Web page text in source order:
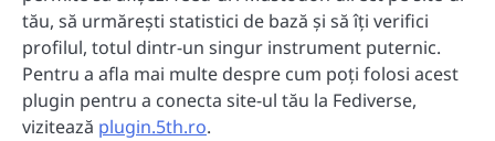
tău, să urmărești statistici de bază și să îți verifici
profilul, totul dintr-un singur instrument puternic.
Pentru a afla mai multe despre cum poți folosi acest
plugin pentru a conecta site-ul tău la Fediverse,
vizitează plugin.5th.ro.